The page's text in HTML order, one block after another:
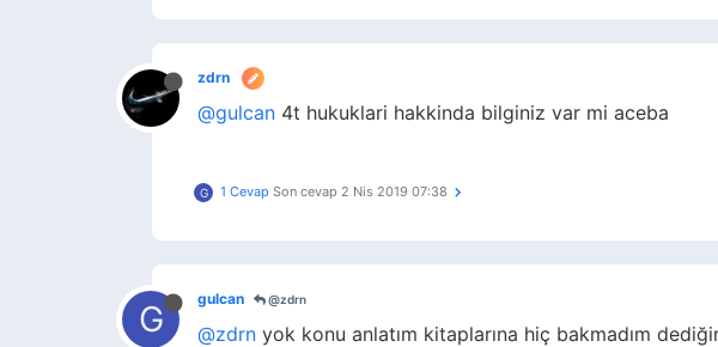
zdrn
@gulcan 4t hukuklari hakkinda bilginiz var mi aceba
G 1 Cevap Son cevap 2 Nis 2019 07:38
G gulcan @zdrn
@zdrn yok konu anlatım kitaplarına hiç bakmadım